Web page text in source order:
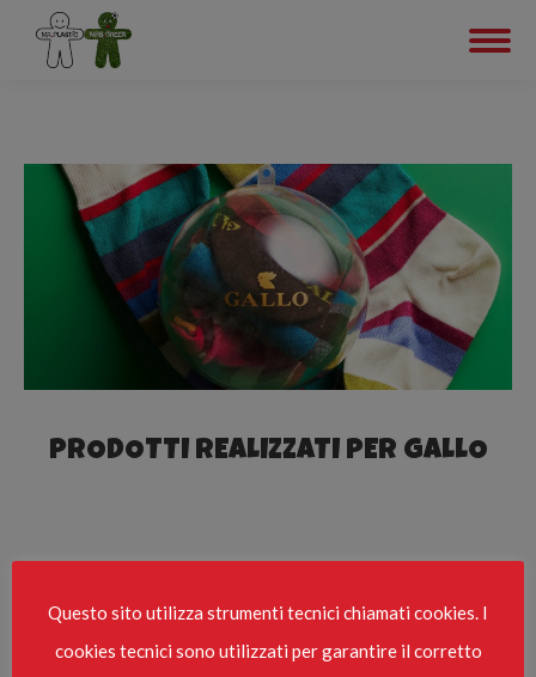
PRODOTTI REALIZZATI PER GALLO
HOME
Questo sito utilizza strumenti tecnici chiamati cookies. I
cookies tecnici sono utilizzati per garantire il corretto